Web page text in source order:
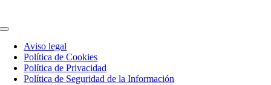
Toggle
NavigationAviso legal
Política de Cookies
Política de Privacidad
Política de Seguridad de la Información